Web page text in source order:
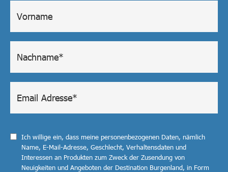
Ich willige ein, dass meine personenbezogenen Daten, nämlich
Name, E-Mail-Adresse, Geschlecht, Verhaltensdaten und
Interessen an Produkten zum Zweck der Zusendung von
Neuigkeiten und Angeboten der Destination Burgenland, in Form